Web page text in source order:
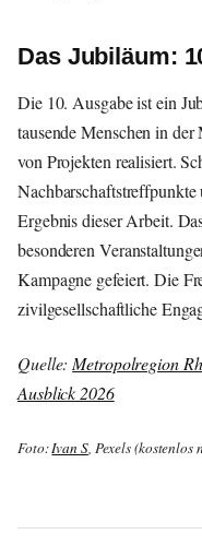
Das Jubiläum:
Die 10. Ausgabe ist ein
tausende Menschen in
von Projekten realisiert.
Ergebnis dieser Arbeit.
besonderen
Kampagne gefeiert. Die
zivilgesellschaftliche
Quelle: Metropolregion
Ausblick 2026
Foto:Ivan S, Pexels (kostenlos